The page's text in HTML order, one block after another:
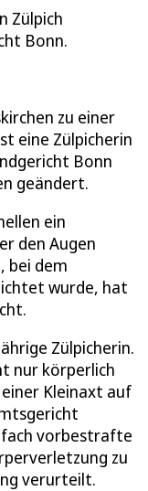
Zülpich
Bonn.
zu einer
eine Zülpicherin
Bonn
geändert.
ein
den Augen
bei dem
wurde, hat
Zülpicherin.
nur körperlich
Kleinaxt auf
vorbestrafte
zu
verurteilt.